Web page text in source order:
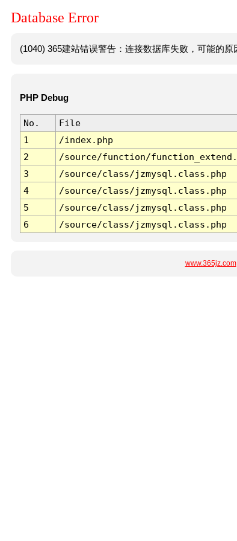
Database Error
(1040) 365建站错误警告：连接数据库失败，可能的
PHP Debug
No. File
1
/index.php
2
/source/function/
3
/source/class/jzmysql.class.php
4
/source/class/jzmysql.class.php
5
/source/class/jzmysql.class.php
6
/source/class/jzmysql.class.php
www.365jz.com